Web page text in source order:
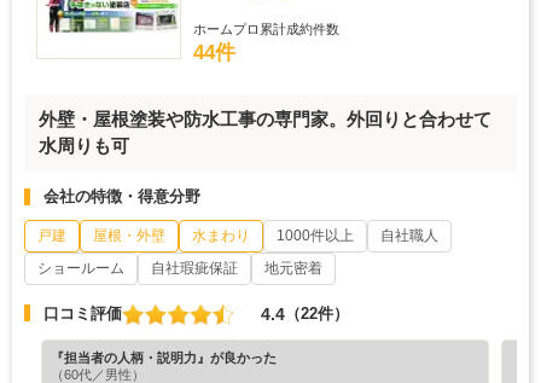
ホームプロ累計成約件数
44件
外壁・屋根塗装や防水工事の専門家。外回りと合わせて
水周りも可
会社の特徴・得意分野
戸建 屋根・外壁 水まわり 1000件以上
自社職人
ショールーム
自社瑕疵保証 地元密着
口コミ評価 4.4 （22件）
『担当者の人柄・説明力』が良かった
（60代／男性）